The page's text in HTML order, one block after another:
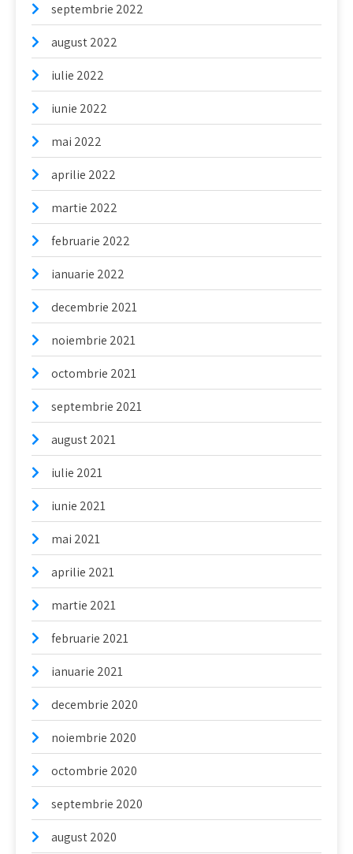
septembrie 2022
august 2022
iulie 2022
iunie 2022
mai 2022
aprilie 2022
martie 2022
februarie 2022
ianuarie 2022
decembrie 2021
noiembrie 2021
octombrie 2021
septembrie 2021
august 2021
iulie 2021
iunie 2021
mai 2021
aprilie 2021
martie 2021
februarie 2021
ianuarie 2021
decembrie 2020
noiembrie 2020
octombrie 2020
septembrie 2020
august 2020